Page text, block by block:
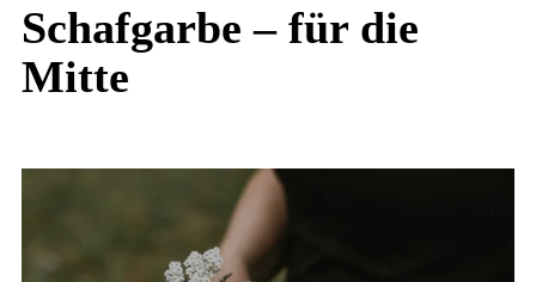
Schafgarbe – für die
Mitte